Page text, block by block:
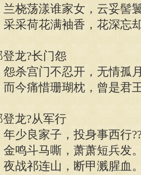
桡荡漾谁家女，云妥髻
采荷花满袖香，花深忘
登龙?长门怨
杀宫门不忍开，无情孤
今痛惜珊瑚枕，曾是君
登龙?从军行
少良家子，投身事西行
鸣斗马嘶，萧萧短兵发
战祁连山，断甲溅腥血